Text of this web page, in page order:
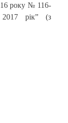
року № 116-
рік” (з